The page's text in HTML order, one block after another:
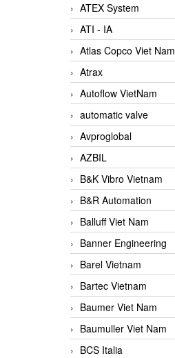
ATEX System
ATI - IA
Atlas Copco Viet Nam
Atrax
Autoflow VietNam
automatic valve
Avproglobal
AZBIL
B&K Vibro Vietnam
B&R Automation
Balluff Viet Nam
Banner Engineering
Barel Vietnam
Bartec Vietnam
Baumer Viet Nam
Baumuller Viet Nam
BCS Italia